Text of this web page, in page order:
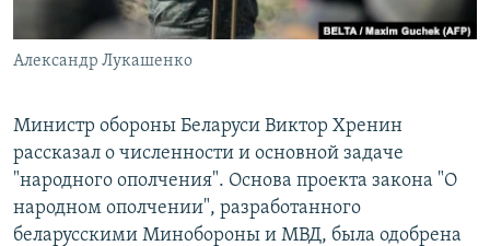
УКРАИНСКАЯ ПРОБЛЕМА КРЫМА
Александр Лукашенко
Министр обороны Беларуси Виктор Хренин
рассказал о численности и основной задаче
"народного ополчения". Основа проекта закона "О
народном ополчении", разработанного
беларусскими Минобороны и МВД, была одобрена